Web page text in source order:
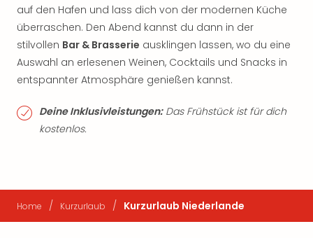
auf den Hafen und lass dich von der modernen Küche
überraschen. Den Abend kannst du dann in der
stilvollen Bar & Brasserie ausklingen lassen, wo du eine
Auswahl an erlesenen Weinen, Cocktails und Snacks in
entspannter Atmosphäre genießen kannst.
Deine Inklusivleistungen:Das Frühstück ist für dich
kostenlos.
Home / Kurzurlaub / Kurzurlaub Niederlande